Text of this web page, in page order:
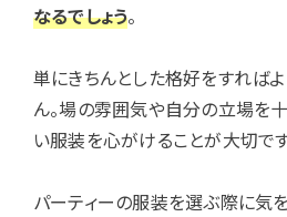
なるでしょう。
単にきちんとした格好をすれば
ん。場の雰囲気や自分の立場を
い服装を心がけることが大切です
パーティーの服装を選ぶ際に気